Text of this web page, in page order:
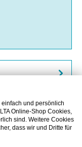
und persönlich
Online-Shop Cookies,
sind. Weitere Cookies
dass wir und Dritte für